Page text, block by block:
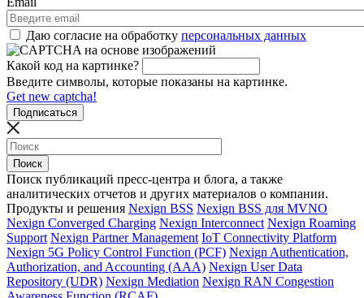
Даю согласие на обработку персональных данных
Какой код на картинке?
Введите символы, которые показаны на картинке.
Get new captcha!
Поиск публикаций пресс-центра и блога, а также
аналитических отчетов и других материалов о компании.
Продукты и решения Nexign BSS Nexign BSS для MVNO
Nexign Converged Charging Nexign Interconnect Nexign Roaming
Support Nexign Partner Management IoT Connectivity Platform
Nexign 5G Policy Control Function (PCF) Nexign Authentication,
Authorization, and Accounting (AAA) Nexign User Data
Repository (UDR) Nexign Mediation Nexign RAN Congestion